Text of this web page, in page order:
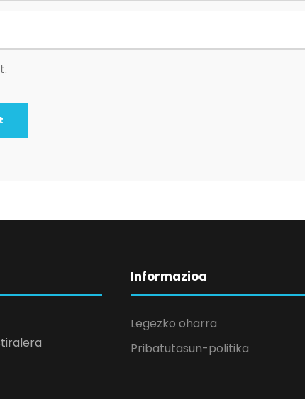
Informazioa
Legezko oharra
Pribatutasun-politika